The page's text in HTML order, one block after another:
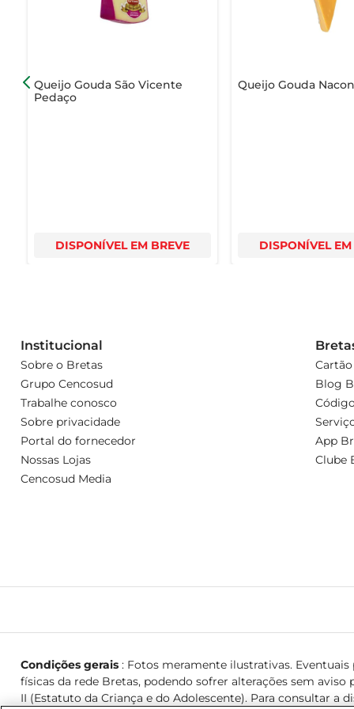
Queijo Gouda São Vicente
Pedaço
DISPONÍVEL EM BREVE
Queijo Gouda
DISPONÍVEL EM
Institucional
Sobre o Bretas
Grupo Cencosud
Trabalhe conosco
Sobre privacidade
Portal do fornecedor
Nossas Lojas
Cencosud Media
Blog
App
Clube
Condições gerais: Fotos meramente ilustrativas. Eventuais
físicas da rede Bretas, podendo sofrer alterações sem aviso
II (Estatuto da Criança e do Adolescente). Para consultar a